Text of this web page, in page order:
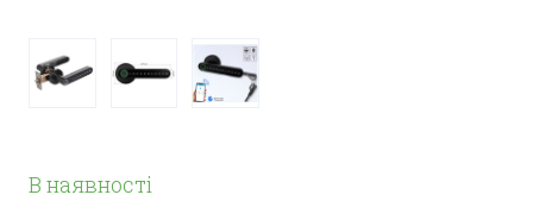
В наявності